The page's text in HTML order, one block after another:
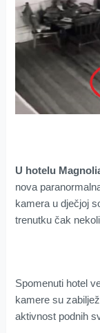
U hotelu
nova
kamera u dječjoj
trenutku čak
Spomenuti hotel
kamere su
aktivnost podnih